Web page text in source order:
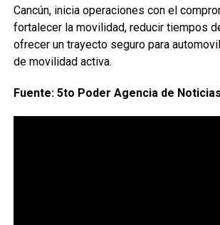
Cancún, inicia operaciones con el
fortalecer la movilidad, reducir tiempos
ofrecer un trayecto seguro para
de movilidad activa.
Fuente: 5to Poder Agencia de Noticias